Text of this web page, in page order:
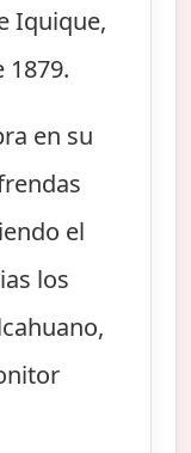
Iquique,
1879.
en su
el
los